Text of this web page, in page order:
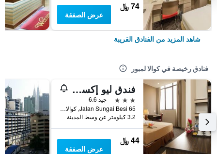
74 ﷼
عرض الصفقة
شاهد المزيد من الفنادق القريبة
فنادق رخيصة في كوالا لمبور
فندق ليو إكسبرس
3 نجوم
جيد 6.6
65 Jalan Sungai Besi, كوالا لمبور, ماليزيا
3.2 كيلومتر عن وسط المدينة
44 ﷼
عرض الصفقة